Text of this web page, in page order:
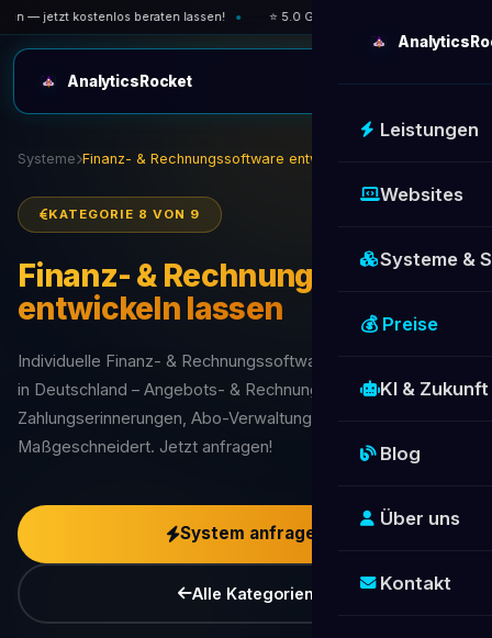
— jetzt kostenlos beraten lassen! ⭐ 5.0 Google-Bewertung — über 30
AnalyticsRocket
Leistungen
Websites
Systeme &
💰 Preise
KI & Zukunft
Blog
Über uns
Kontakt
Systeme Finanz- & Rechnungssoftware entwickeln lassen
KATEGORIE 8 VON 9
Finanz- & Rechnungssoftware
entwickeln lassen
Individuelle Finanz- & Rechnungssoftware für Unternehmen
in Deutschland – Angebots- & Rechnungstools,
Zahlungserinnerungen, Abo-Verwaltung & DATEV-Export.
Maßgeschneidert. Jetzt anfragen!
System anfragen
Alle Kategorien